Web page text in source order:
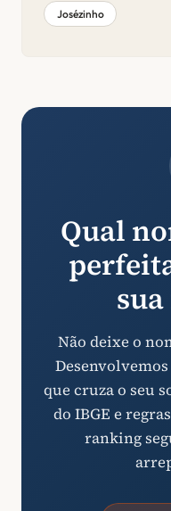
Josézinho
Qual
Não deixe o
que cruza o seu
do IBGE e
ranking